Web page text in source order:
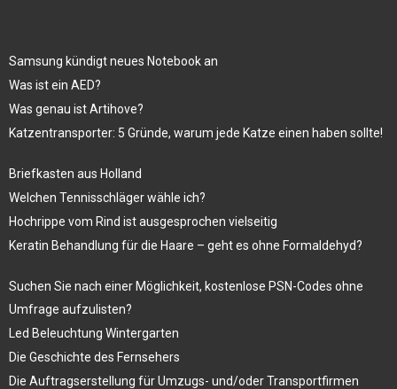
Samsung kündigt neues Notebook an
Was ist ein AED?
Was genau ist Artihove?
Katzentransporter: 5 Gründe, warum jede Katze einen haben sollte!
Briefkasten aus Holland
Welchen Tennisschläger wähle ich?
Hochrippe vom Rind ist ausgesprochen vielseitig
Keratin Behandlung für die Haare – geht es ohne Formaldehyd?
Suchen Sie nach einer Möglichkeit, kostenlose PSN-Codes ohne
Umfrage aufzulisten?
Led Beleuchtung Wintergarten
Die Geschichte des Fernsehers
Die Auftragserstellung für Umzugs- und/oder Transportfirmen